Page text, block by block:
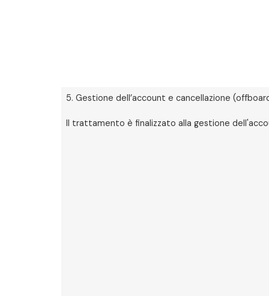
5. Gestione dell’account e cancellazione
Il trattamento è finalizzato alla gestione